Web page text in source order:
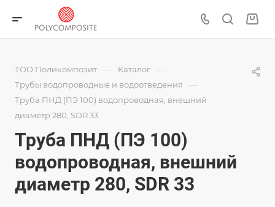
ТОО Поликомпозит — Каталог —
Трубы водопроводные и водоотведения —
Труба ПНД (ПЭ 100) водопроводная, внешний
диаметр 280, SDR 33
Труба ПНД (ПЭ 100)
водопроводная, внешний
диаметр 280, SDR 33